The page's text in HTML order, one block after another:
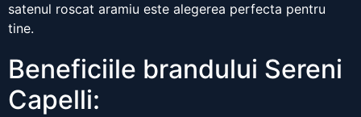
satenul roscat aramiu este alegerea perfecta pentru
tine.
Beneficiile brandului Sereni
Capelli: